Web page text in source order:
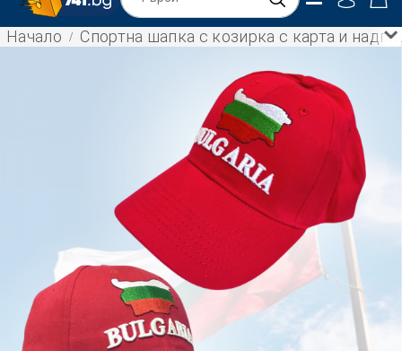
Начало Спортна шапка с козирка с карта и